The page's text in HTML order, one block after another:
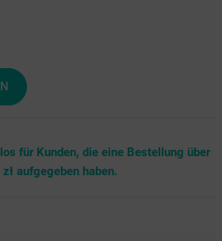
für Kunden, die eine Bestellung über
aufgegeben haben.